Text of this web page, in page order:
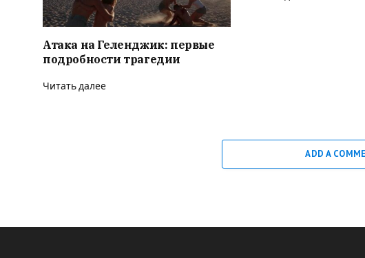
Атака на Геленджик: первые
подробности трагедии
Читать далее
ADD A